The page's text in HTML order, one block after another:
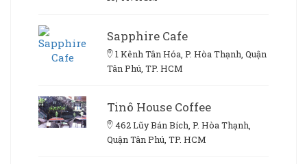
Sapphire Cafe
1 Kênh Tân Hóa, P. Hòa Thạnh, Quận
Tân Phú, TP. HCM
Tinô House Coffee
462 Lũy Bán Bích, P. Hòa Thạnh,
Quận Tân Phú, TP. HCM